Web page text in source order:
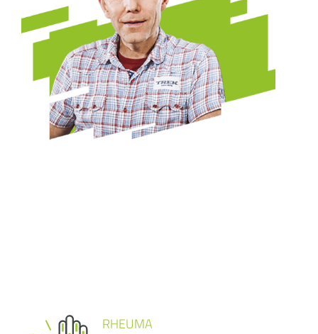
RHEUMA